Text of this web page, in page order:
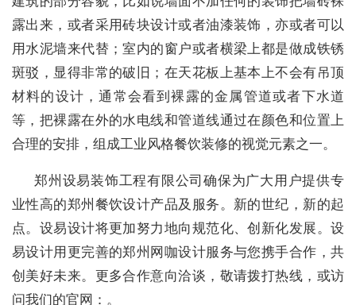
露出来，或者采用砖块设计或者油漆装饰，亦或者可以
用水泥墙来代替；室内的窗户或者横梁上都是做成铁锈
斑驳，显得非常的破旧；在天花板上基本上不会有吊顶
材料的设计，通常会看到裸露的金属管道或者下水道
等，把裸露在外的水电线和管道线通过在颜色和位置上
合理的安排，组成工业风格餐饮装修的视觉元素之一。
郑州设易装饰工程有限公司确保为广大用户提供专
业性高的郑州餐饮设计产品及服务。新的世纪，新的起
点。设易设计将更加努力地向规范化、创新化发展。设
易设计用更完善的郑州网咖设计服务与您携手合作，共
创美好未来。更多合作意向洽谈，敬请拨打热线，或访
问我们的官网：。